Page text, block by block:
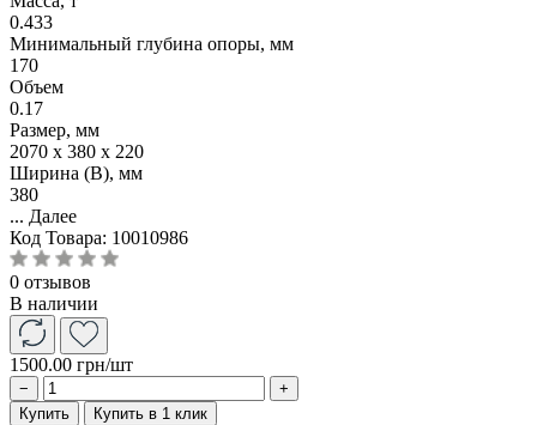
0.433
Минимальный глубина опоры, мм
170
Объем
0.17
Размер, мм
2070 x 380 x 220
Ширина (B), мм
380
... Далее
Код Товара: 10010986
0 отзывов
В наличии
1500.00 грн/шт
−
+
Купить
Купить в 1 клик